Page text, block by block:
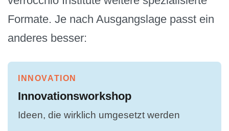
Formate. Je nach Ausgangslage passt ein
anderes besser:
INNOVATION
Innovationsworkshop
Ideen, die wirklich umgesetzt werden